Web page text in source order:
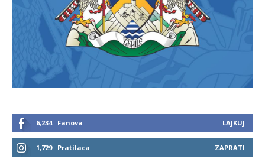
6,234 Fanova LAJKUJ
1,729 Pratilaca ZAPRATI